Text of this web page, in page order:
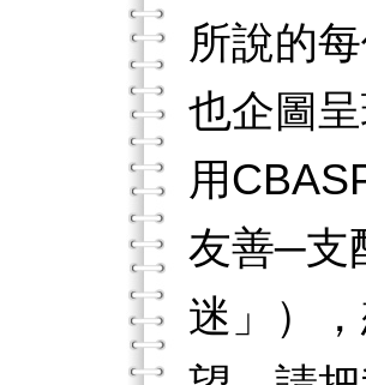
所說的
也企圖
用
友善─支
迷」）